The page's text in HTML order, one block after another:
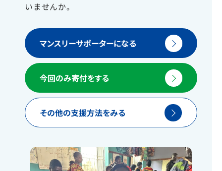
いませんか。
マンスリーサポーターになる
今回のみ寄付をする
その他の支援方法をみる